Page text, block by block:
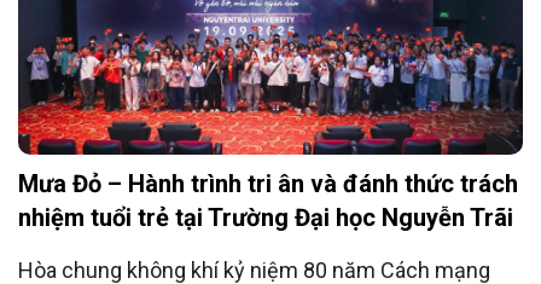
Mưa Đỏ – Hành trình tri ân và đánh thức trách
nhiệm tuổi trẻ tại Trường Đại học Nguyễn Trãi
Hòa chung không khí kỷ niệm 80 năm Cách mạng